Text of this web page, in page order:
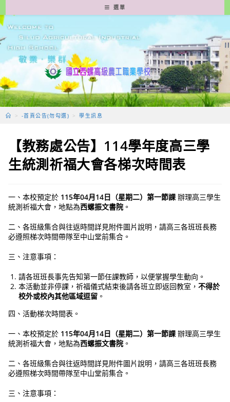
轉
至
要
容
選單
> -首頁公告(勿勾選) > 學生訊息
【教務處公告】114學年度高三學
生統測祈福大會各梯次時間表
一、本校預定於 115年04月14日（星期二）第一節課 辦理高三學生
統測祈福大會，地點為西螺振文書院 。
二、各班級集合與往返時間詳見附件圖片說明，請高三各班班長務
必遵照梯次時間帶隊至中山堂前集合。
三、注意事項：
請各班班長事先告知第一節任課教師，以便掌握學生動向。
本活動並非停課，祈福儀式結束後請各班立即返回教室，不得於
校外或校內其他區域逗留 。
四、活動梯次時間表。
一、本校預定於 115年04月14日（星期二）第一節課 辦理高三學生
統測祈福大會，地點為西螺振文書院 。
二、各班級集合與往返時間詳見附件圖片說明，請高三各班班長務
必遵照梯次時間帶隊至中山堂前集合。
三、注意事項：